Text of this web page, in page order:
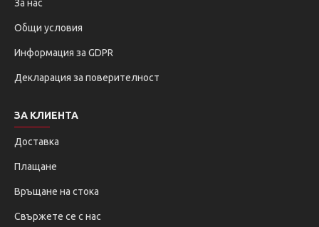
За нас
Общи условия
Информация за GDPR
Декларация за поверителност
ЗА КЛИЕНТА
Доставка
Плащане
Връщане на стока
Свържете се с нас